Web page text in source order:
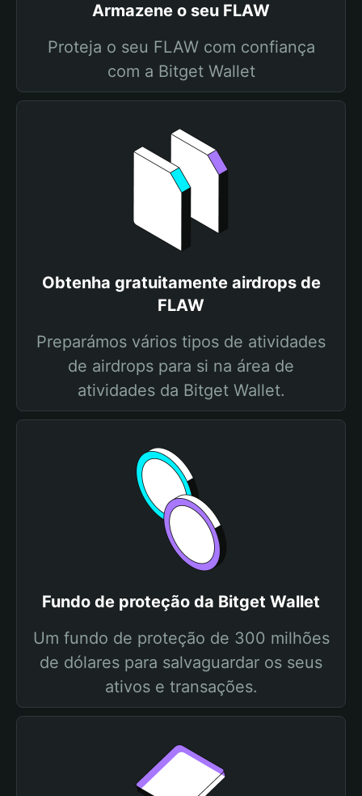
Armazene o seu FLAW
Proteja o seu FLAW com confiança
com a Bitget Wallet
Obtenha gratuitamente airdrops de
FLAW
Preparámos vários tipos de atividades
de airdrops para si na área de
atividades da Bitget Wallet.
Fundo de proteção da Bitget Wallet
Um fundo de proteção de 300 milhões
de dólares para salvaguardar os seus
ativos e transações.